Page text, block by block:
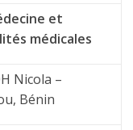
et
médicales
Nicola –
Bénin